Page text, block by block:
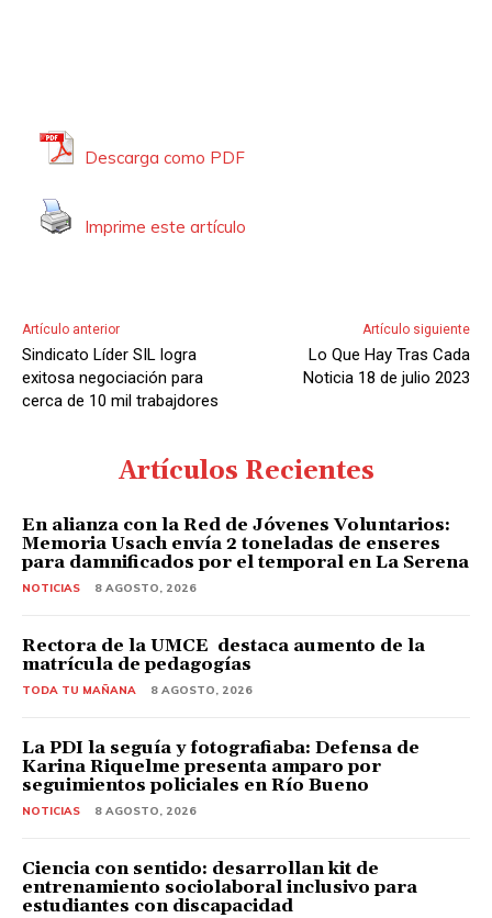
Descarga como PDF
Imprime este artículo
Artículo anterior
Sindicato Líder SIL logra
exitosa negociación para
cerca de 10 mil trabajdores
Artículo siguiente
Lo Que Hay Tras Cada
Noticia 18 de julio 2023
Artículos Recientes
En alianza con la Red de Jóvenes Voluntarios:
Memoria Usach envía 2 toneladas de enseres
para damnificados por el temporal en La Serena
NOTICIAS 8 AGOSTO, 2026
Rectora de la UMCE destaca aumento de la
matrícula de pedagogías
TODA TU MAÑANA 8 AGOSTO, 2026
La PDI la seguía y fotografiaba: Defensa de
Karina Riquelme presenta amparo por
seguimientos policiales en Río Bueno
NOTICIAS 8 AGOSTO, 2026
Ciencia con sentido: desarrollan kit de
entrenamiento sociolaboral inclusivo para
estudiantes con discapacidad